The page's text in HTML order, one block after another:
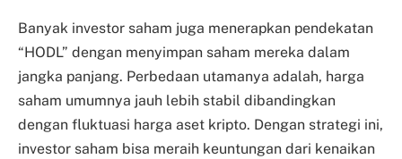
Banyak investor saham juga menerapkan pendekatan
“HODL” dengan menyimpan saham mereka dalam
jangka panjang. Perbedaan utamanya adalah, harga
saham umumnya jauh lebih stabil dibandingkan
dengan fluktuasi harga aset kripto. Dengan strategi ini,
investor saham bisa meraih keuntungan dari kenaikan